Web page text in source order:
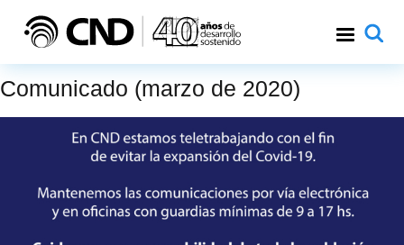
Comunicado (marzo de 2020)